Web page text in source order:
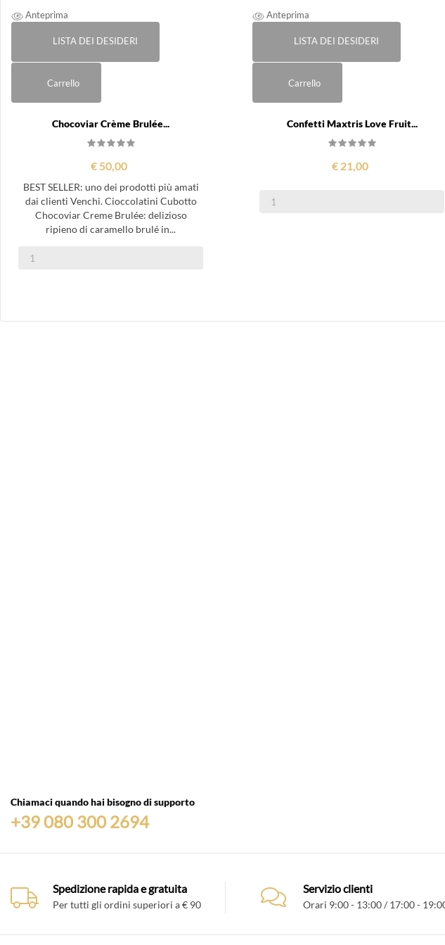
Anteprima
LISTA DEI DESIDERI
Carrello
Chocoviar Crème Brulée...
€ 50,00
BEST SELLER: uno dei prodotti più amati
dai clienti Venchi. Cioccolatini Cubotto
Chocoviar Creme Brulée: delizioso
ripieno di caramello brulé in...
Anteprima
LISTA DEI DESIDERI
Carrello
Confetti Maxtris Love Fruit...
€ 21,00
Chiamaci quando hai bisogno di supporto
+39 080 300 2694
Spedizione rapida e gratuita
Per tutti gli ordini superiori a € 90
Servizio clienti
Orari 9:00 - 13:00 / 17:00 -